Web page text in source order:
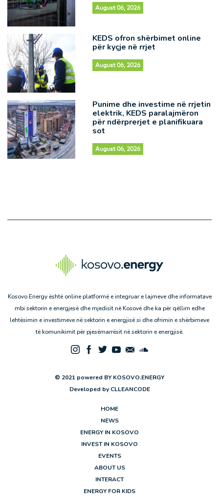
August 06, 2026
KEDS ofron shërbimet online
për kyçje në rrjet
August 06, 2026
Punime dhe investime në rrjetin
elektrik, KEDS paralajmëron
për ndërprerjet e planifikuara
sot
August 06, 2026
Kosovo.Energy është online platformë e integruar e lajmeve dhe informatave
mbi sektorin e energjesë dhe mjedisit në Kosovë dhe ka për qëllim edhe
lehtësimin e investimeve në sektorin e energjisë si dhe ofrimin e shërbimeve
të komunikimit për pjesëmarrësit në sektorin e energjisë.
© 2021 powered BY KOSOVO.ENERGY
Developed by CLLEANCODE
HOME
NEWS
ENERGY IN KOSOVO
INVEST IN KOSOVO
EVENTS
ABOUT US
INTERACT
ENERGY FOR KIDS